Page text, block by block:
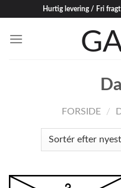
content
Hurtig levering / Fri
FORSIDE /